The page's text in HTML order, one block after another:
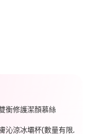
衡修護潔顏慕絲
沁涼冰壩杯(數量有限,